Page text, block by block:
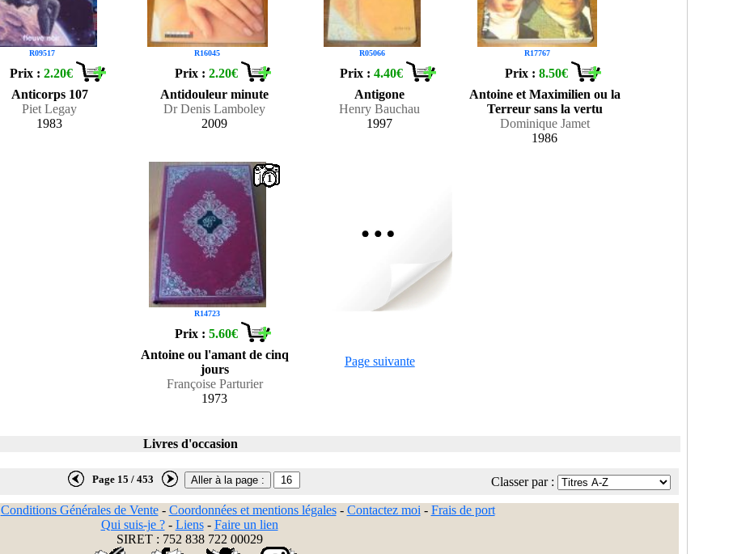
R09517
Prix :2.20€
Anticorps 107
Piet Legay
1983
R16045
Prix :2.20€
Antidouleur minute
Dr Denis Lamboley
2009
R05066
Prix :4.40€
Antigone
Henry Bauchau
1997
R17767
Prix :8.50€
Antoine et Maximilien ou la
Terreur sans la vertu
Dominique Jamet
1986
R14723
1
Prix :5.60€
Antoine ou l'amant de cinq
jours
Françoise Parturier
1973
Page suivante
Livres d'occasion
Page 15 / 453 Classer par :
Conditions Générales de Vente- Coordonnées et mentions légales- Contactez moi - Frais de port
Qui suis-je ?- Liens- Faire un lien
SIRET : 752 838 722 00029